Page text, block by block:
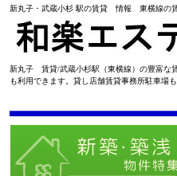
新丸子・武蔵小杉 駅の賃貸 情報 東横線の賃
新丸子 賃貸/武蔵小杉駅（東横線）の豊富な
も利用できます。貸し店舗賃貸事務所駐車場